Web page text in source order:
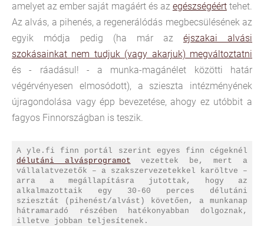
amelyet az ember saját magáért és az egészségéérttehet.
Az alvás, a pihenés, a regenerálódás megbecsülésének az
egyik módja pedig (ha már az éjszakai alvási
szokásainkat nem tudjuk (vagy akarjuk) megváltoztatni
és - ráadásul! - a munka-magánélet közötti határ
végérvényesen elmosódott), a szieszta intézményének
újragondolása vagy épp bevezetése, ahogy ez utóbbit a
fagyos Finnországban is teszik.
A yle.fi finn portál szerint egyes finn cégeknél
délutáni alvásprogramot vezettek be, mert a
vállalatvezetők – a szakszervezetekkel karöltve –
arra a megállapításra jutottak, hogy az
alkalmazottaik egy 30-60 perces délutáni
sziesztát (pihenést/alvást) követően, a munkanap
hátramaradó részében hatékonyabban dolgoznak,
illetve jobban teljesítenek.